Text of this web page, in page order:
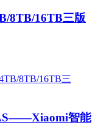
8TB/16TB三版
智能